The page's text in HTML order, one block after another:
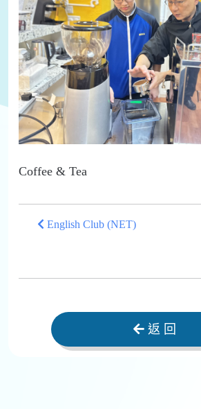
Coffee & Tea
English Club (NET)
返 回